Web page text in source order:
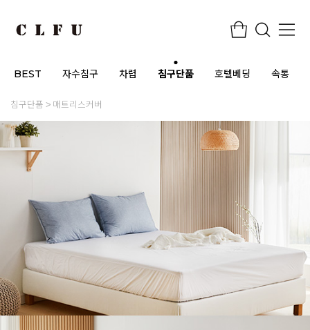
BEST 자수침구 차렵 침구단품 호텔베딩 속통
침구단품 매트리스커버